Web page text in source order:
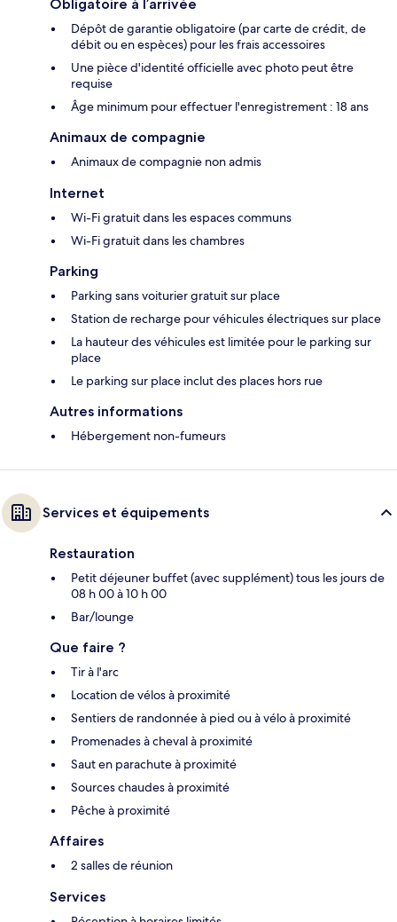
Obligatoire à l’arrivée
Dépôt de garantie obligatoire (par carte de crédit, de
débit ou en espèces) pour les frais accessoires
Une pièce d'identité officielle avec photo peut être
requise
Âge minimum pour effectuer l'enregistrement : 18 ans
Animaux de compagnie
Animaux de compagnie non admis
Internet
Wi-Fi gratuit dans les espaces communs
Wi-Fi gratuit dans les chambres
Parking
Parking sans voiturier gratuit sur place
Station de recharge pour véhicules électriques sur place
La hauteur des véhicules est limitée pour le parking sur
place
Le parking sur place inclut des places hors rue
Autres informations
Hébergement non-fumeurs
Services et équipements
Restauration
Petit déjeuner buffet (avec supplément) tous les jours de
08 h 00 à 10 h 00
Bar/lounge
Que faire ?
Tir à l'arc
Location de vélos à proximité
Sentiers de randonnée à pied ou à vélo à proximité
Promenades à cheval à proximité
Saut en parachute à proximité
Sources chaudes à proximité
Pêche à proximité
Affaires
2 salles de réunion
Services